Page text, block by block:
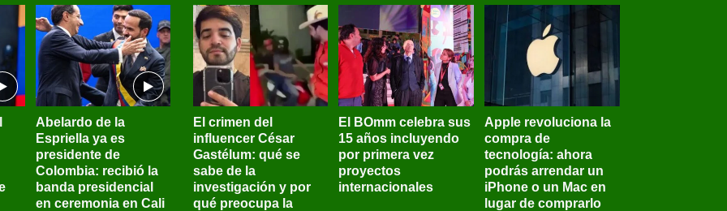
Abelardo de la
Espriella ya es
presidente de
Colombia: recibió la
banda presidencial
en ceremonia en Cali
El crimen del
influencer César
Gastélum: qué se
sabe de la
investigación y por
qué preocupa la
El BOmm celebra sus
15 años incluyendo
por primera vez
proyectos
internacionales
Apple revoluciona la
compra de
tecnología: ahora
podrás arrendar un
iPhone o un Mac en
lugar de comprarlo